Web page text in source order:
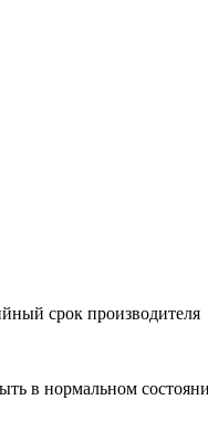
срок производителя
в нормальном